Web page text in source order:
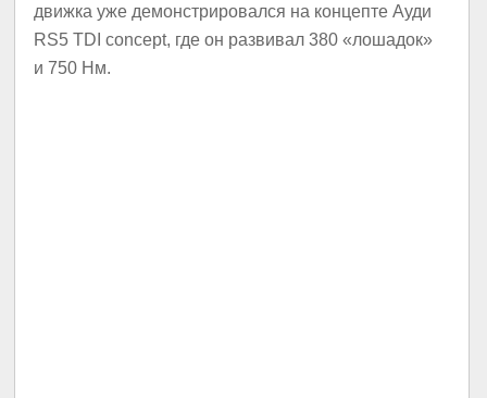
движка уже демонстрировался на концепте Ауди
RS5 TDI concept, где он развивал 380 «лошадок»
и 750 Нм.